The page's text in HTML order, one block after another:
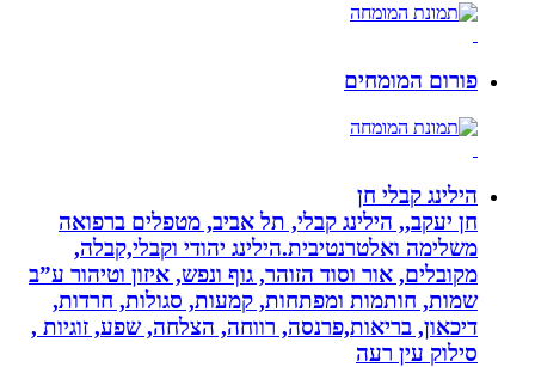
פורום המומחים
הילינג קבלי חן
חן יעקב,, הילינג קבלי, תל אביב, מטפלים ברפואה
משלימה ואלטרנטיבית.הילינג יהודי וקבלי,קבלה,
מקובלים, אור וסוד הזוהר, גוף ונפש, איזון וטיהור ע”ב
שמות, חותמות ומפתחות, קמעות, סגולות, חרדות,
דיכאון, בריאות,פרנסה, רווחה, הצלחה, שפע, זוגיות ,
סילוק עין רעה